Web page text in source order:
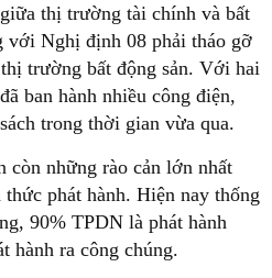
thị trường tài chính và bất
với Nghị định 08 phải tháo gỡ
trường bất động sản. Với hai
ban hành nhiều công điện,
trong thời gian vừa qua.
còn những rào cản lớn nhất
phát hành. Hiện nay thống
90% TPDN là phát hành
hành ra công chúng.